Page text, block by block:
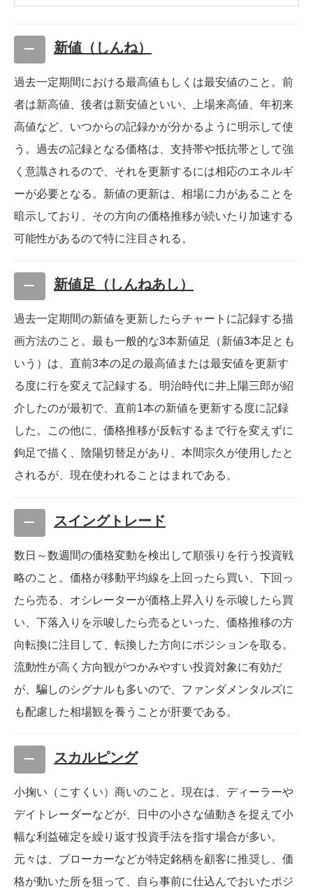
新値（しんね）
過去一定期間における最高値もしくは最安値のこと。前
者は新高値、後者は新安値といい、上場来高値、年初来
高値など、いつからの記録かが分かるように明示して使
う。過去の記録となる価格は、支持帯や抵抗帯として強
く意識されるので、それを更新するには相応のエネルギ
ーが必要となる。新値の更新は、相場に力があることを
暗示しており、その方向の価格推移が続いたり加速する
可能性があるので特に注目される。
新値足（しんねあし）
過去一定期間の新値を更新したらチャートに記録する描
画方法のこと。最も一般的な3本新値足（新値3本足とも
いう）は、直前3本の足の最高値または最安値を更新す
る度に行を変えて記録する。明治時代に井上陽三郎が紹
介したのが最初で、直前1本の新値を更新する度に記録
した。この他に、価格推移が反転するまで行を変えずに
鉤足で描く、陰陽切替足があり、本間宗久が使用したと
されるが、現在使われることはまれである。
スイングトレード
数日～数週間の価格変動を検出して順張りを行う投資戦
略のこと。価格が移動平均線を上回ったら買い、下回っ
たら売る、オシレーターが価格上昇入りを示唆したら買
い、下落入りを示唆したら売るといった、価格推移の方
向転換に注目して、転換した方向にポジションを取る。
流動性が高く方向観がつかみやすい投資対象に有効だ
が、騙しのシグナルも多いので、ファンダメンタルズに
も配慮した相場観を養うことが肝要である。
スカルピング
小掬い（こすくい）商いのこと。現在は、ディーラーや
デイトレーダーなどが、日中の小さな値動きを捉えて小
幅な利益確定を繰り返す投資手法を指す場合が多い。
元々は、ブローカーなどが特定銘柄を顧客に推奨し、価
格が動いた所を狙って、自ら事前に仕込んでおいたポジ